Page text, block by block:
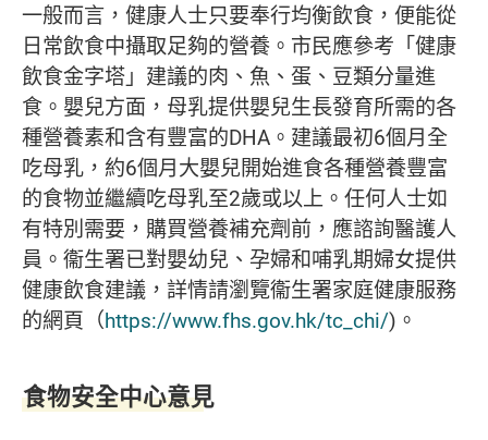
一般而言，健康人士只要奉行均衡飲食，便能從
日常飲食中攝取足夠的營養。市民應參考「健康
飲食金字塔」建議的肉、魚、蛋、豆類分量進
食。嬰兒方面，母乳提供嬰兒生長發育所需的各
種營養素和含有豐富的DHA。建議最初6個月全
吃母乳，約6個月大嬰兒開始進食各種營養豐富
的食物並繼續吃母乳至2歲或以上。任何人士如
有特別需要，購買營養補充劑前，應諮詢醫護人
員。衞生署已對嬰幼兒、孕婦和哺乳期婦女提供
健康飲食建議，詳情請瀏覽衞生署家庭健康服務
的網頁（https://www.fhs.gov.hk/tc_chi/)。
食物安全中心意見